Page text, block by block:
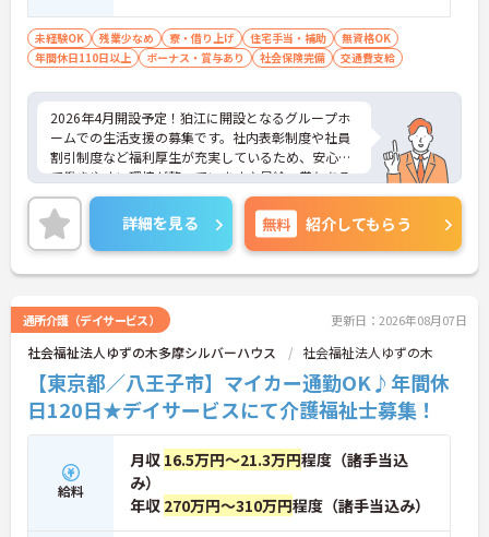
設での勤務経験あれば尚可
未経験OK 残業少なめ 寮・借り上げ 住宅手当・補助
無資格OK
年間休日110日以上
ボーナス・賞与あり 社会保険完備 交通費支給
2026年4月開設予定！狛江に開設となるグループホ
ームでの生活支援の募集です。社内表彰制度や社員
割引制度など福利厚生が充実しているため、安心し
て働きやすい環境が整っています♪昇給・賞与ある
ため頑張りをしっかり評価される職場です☆ご興味
ある方は面接ポイントをお伝えしますので、お気軽
にご連絡ください。
詳細を見る 無料 紹介してもらう
通所介護（デイサービス） 更新日：2026年08月07日
社会福祉法人ゆずの木多摩シルバーハウス 社会福祉法人ゆずの木
【東京都／八王子市】マイカー通勤OK♪年間休
日120日★デイサービスにて介護福祉士募集！
給料
月収 16.5万円～21.3万円程度（諸手当込
み）
年収 270万円～310万円程度（諸手当込み）